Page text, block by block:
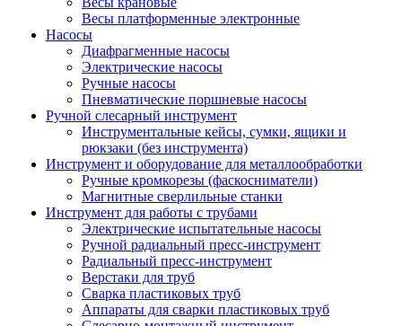
Весы платформенные электронные
Насосы
Диафрагменные насосы
Электрические насосы
Ручные насосы
Пневматические поршневые насосы
Ручной слесарный инструмент
Инструментальные кейсы, сумки, ящики и
рюкзаки (без инструмента)
Инструмент и оборудование для металлообработки
Ручные кромкорезы (фаскосниматели)
Магнитные сверлильные станки
Инструмент для работы с трубами
Электрические испытательные насосы
Ручной радиальный пресс-инструмент
Радиальный пресс-инструмент
Верстаки для труб
Сварка пластиковых труб
Аппараты для сварки пластиковых труб